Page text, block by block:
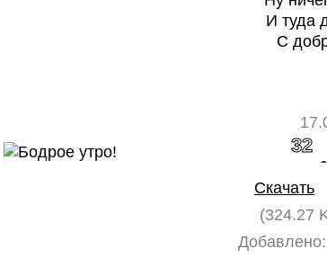
И туда
С
32
Скачать
(324.27
Добавлено: